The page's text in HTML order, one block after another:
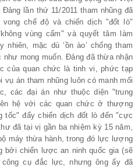
lần thứ 11/2011 tham nhũng đã
chế độ và chiến dịch "đốt lò"
vùng cấm" và quyết tâm làm
mặc dù ‘ồn ào’ chống tham
mong muốn. Đảng đã thừa nhận
của quan chức là tinh vi, phức tạp
án tham nhũng luôn có manh mối
các đại án như thuộc diện "trung
hệ với các quan chức ở thượng
tốc" đẩy chiến dịch đốt lò đến "cực
đã tại vị gần ba nhiệm kỳ 15 năm,
máy thừa hành, trong đó lực lượng
bởi chiến lược an ninh quốc gia (sẽ
cụ đắc lực, nhưng ông ấy đã